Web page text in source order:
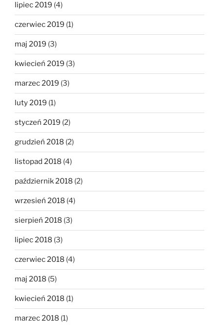
lipiec 2019 (4)
czerwiec 2019 (1)
maj 2019 (3)
kwiecień 2019 (3)
marzec 2019 (3)
luty 2019 (1)
styczeń 2019 (2)
grudzień 2018 (2)
listopad 2018 (4)
październik 2018 (2)
wrzesień 2018 (4)
sierpień 2018 (3)
lipiec 2018 (3)
czerwiec 2018 (4)
maj 2018 (5)
kwiecień 2018 (1)
marzec 2018 (1)